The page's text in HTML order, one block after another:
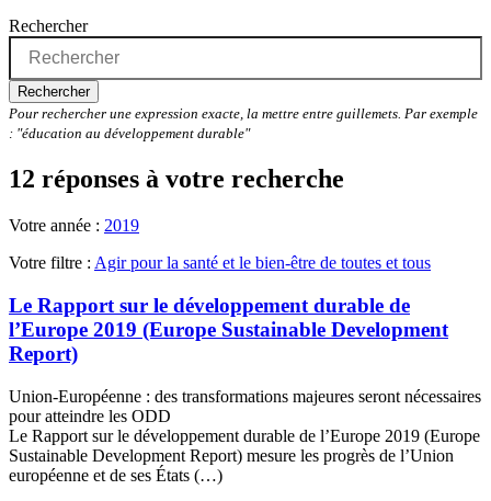
Rechercher
Rechercher
Pour rechercher une expression exacte, la mettre entre guillemets. Par exemple
: "éducation au développement durable"
12 réponses à votre recherche
Votre année : 2019
Votre filtre : Agir pour la santé et le bien-être de toutes et tous
Le Rapport sur le développement durable de
l’Europe 2019 (Europe Sustainable Development
Report)
Union-Européenne : des transformations majeures seront nécessaires
pour atteindre les ODD
Le Rapport sur le développement durable de l’Europe 2019 (Europe
Sustainable Development Report) mesure les progrès de l’Union
européenne et de ses États (…)